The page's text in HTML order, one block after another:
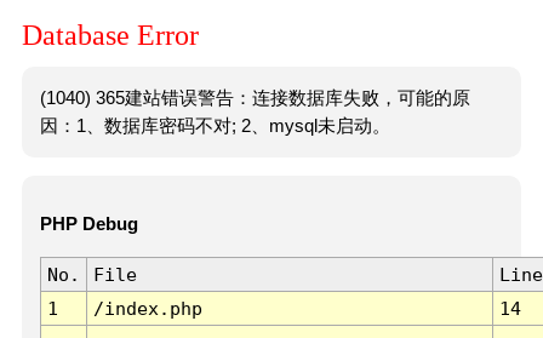
Database Error
(1040) 365建站错误警告：连接数据库失败，可能的原
因：1、数据库密码不对; 2、mysql未启动。
PHP Debug
No. File
Line
1
/index.php 14